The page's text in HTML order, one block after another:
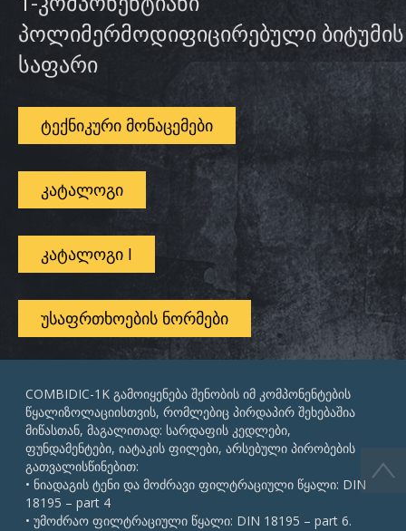
პოლიმერმოდიფიცირებული ბიტუმის
საფარი
ᲢᲔᲥᲜᲘᲙᲣᲠᲘ ᲛᲝᲜᲐᲪᲔᲛᲔᲑᲘ
ᲙᲐᲢᲐᲚᲝᲒᲘ
ᲙᲐᲢᲐᲚᲝᲒᲘ I
ᲣᲡᲐᲤᲠᲗᲮᲝᲔᲑᲘᲡ ᲜᲝᲠᲛᲔᲑᲘ
COMBIDIC-1K გამოიყენება შენობის იმ კომპონენტების
წყალიზოლაციისთვის, რომლებიც პირდაპირ შეხებაშია
მიწასთან, მაგალითად: სარდაფის კედლები,
ფუნდამენტები, იატაკის ფილები, არსებული პირობების
გათვალისწინებით:
• ნიადაგის ტენი და მოძრავი ფილტრაციული წყალი: DIN
18195 – part 4
• უმოძრაო ფილტრაციული წყალი: DIN 18195 – part 6.